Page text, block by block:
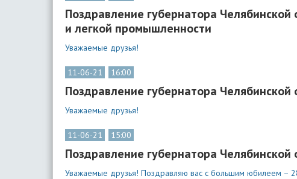
Поздравление губернатора
и легкой промышленности
Уважаемые друзья!
11-06-21 16:00
Поздравление губернатора
Уважаемые друзья!
11-06-21 15:00
Поздравление губернатора
Уважаемые друзья! Поздравляю вас с большим юбилеем –